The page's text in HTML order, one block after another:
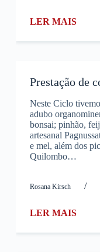
LER MAIS
Prestação de
Neste Ciclo
adubo
bonsai; pinhão,
artesanal
e mel, além dos
Quilombo…
Rosana Kirsch /
LER MAIS